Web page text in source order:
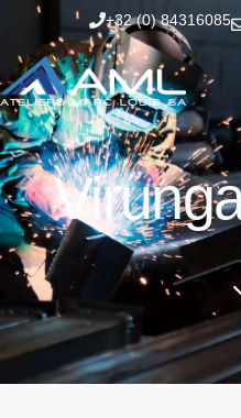
+32 (0) 84316085